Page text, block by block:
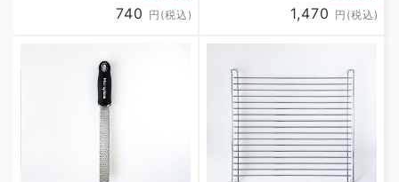
Regular
740 円(税込)
Regular
1,470 円(税込)